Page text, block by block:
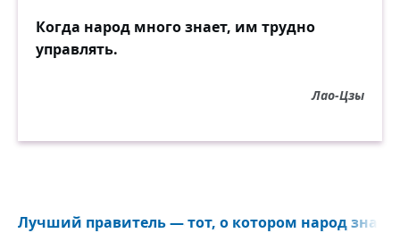
Когда народ много знает, им трудно
управлять.
Лао-Цзы
Лучший правитель — тот, о котором народ